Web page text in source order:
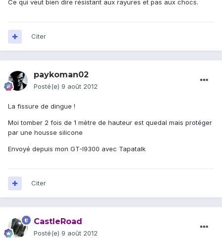
Ce qui veut bien dire résistant aux rayures et pas aux chocs.
Citer
paykoman02
Posté(e) 9 août 2012
La fissure de dingue !
Moi tomber 2 fois de 1 mètre de hauteur est quedal mais protéger
par une housse silicone
Envoyé depuis mon GT-I9300 avec Tapatalk
Citer
CastleRoad
Posté(e) 9 août 2012